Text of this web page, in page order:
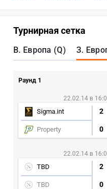
Турнирная сетка
В. Европа (Q) З.
Раунд 1
22.02.14 в
Sigma.int 2
Property 0
22.02.14 в
TBD 2
TBD 0